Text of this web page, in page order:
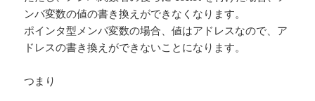
ンバ変数の値の書き換えができなくなります。
ポインタ型メンバ変数の場合、値はアドレスなので、ア
ドレスの書き換えができないことになります。
つまり